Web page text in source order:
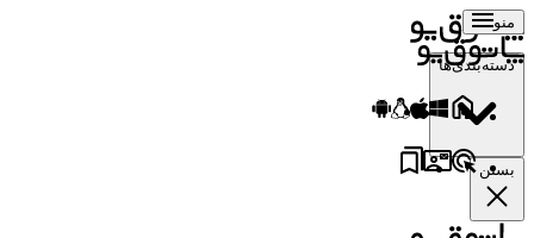
منو
دسته‌بندی‌ها
بستن